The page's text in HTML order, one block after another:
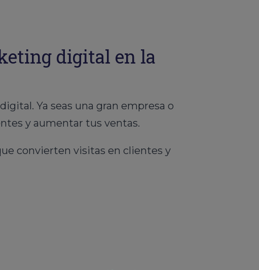
digital en la
Ya seas una gran empresa o
y aumentar tus ventas.
convierten visitas en clientes y